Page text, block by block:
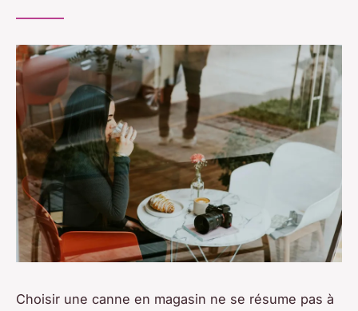
Choisir une canne en magasin ne se résume pas à